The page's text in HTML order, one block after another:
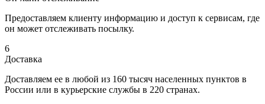
Предоставляем клиенту информацию и доступ к сервисам, где
он может отслеживать посылку.
6
Доставка
Доставляем ее в любой из 160 тысяч населенных пунктов в
России или в курьерские службы в 220 странах.